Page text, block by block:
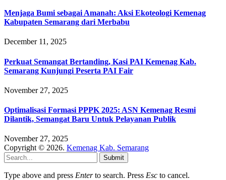
Menjaga Bumi sebagai Amanah: Aksi Ekoteologi Kemenag
Kabupaten Semarang dari Merbabu
December 11, 2025
Perkuat Semangat Bertanding, Kasi PAI Kemenag Kab.
Semarang Kunjungi Peserta PAI Fair
November 27, 2025
Optimalisasi Formasi PPPK 2025: ASN Kemenag Resmi
Dilantik, Semangat Baru Untuk Pelayanan Publik
November 27, 2025
Copyright © 2026. Kemenag Kab. Semarang
Submit
Type above and press Enterto search. Press Esc to cancel.